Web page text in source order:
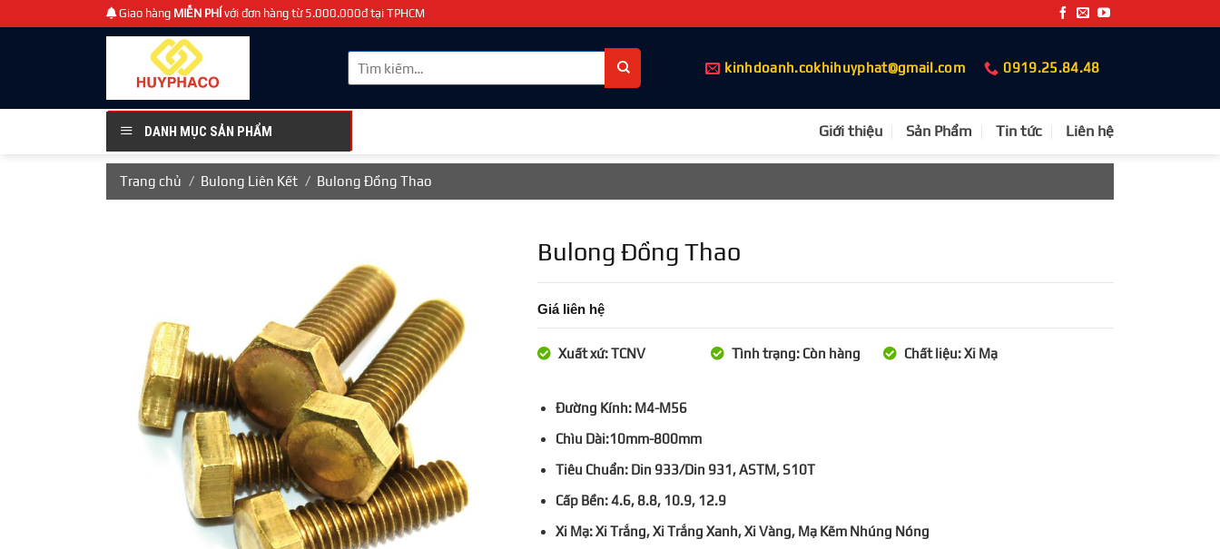
đến
Giao hàng MIỄN PHÍ với đơn hàng từ 5.000.000đ tại TPHCM
kinhdoanh.cokhihuyphat@gmail.com 0919.25.84.48
DANH MỤC SẢN PHẨM Giới thiệu Sản Phẩm Tin tức Liên hệ
Trang chủ / Bulong Liên Kết / Bulong Đồng Thao
Bulong Đồng Thao
Giá liên hệ
Xuất xứ: TCNV Tình trạng: Còn hàng Chất liệu: Xi Mạ
Đường Kính: M4-M56
Chìu Dài:10mm-800mm
Tiêu Chuẩn: Din 933/Din 931, ASTM, S10T
Cấp Bền: 4.6, 8.8, 10.9, 12.9
Xi Mạ: Xi Trắng, Xi Trắng Xanh, Xi Vàng, Mạ Kẽm Nhúng Nóng